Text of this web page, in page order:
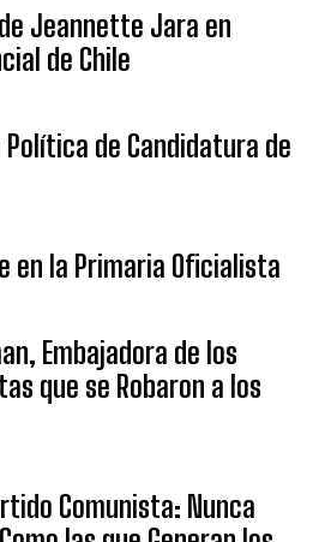
Jeannette Jara en
de Chile
de Candidatura de
en la Primaria Oficialista
Embajadora de los
que se Robaron a los
Comunista: Nunca